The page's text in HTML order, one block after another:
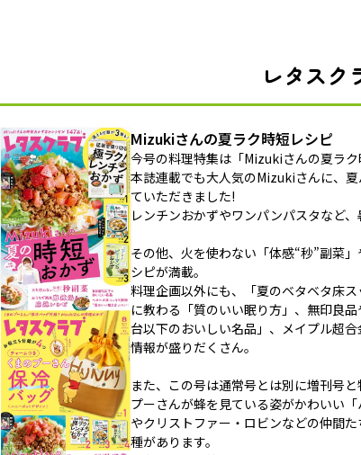
レタスク
Mizukiさんの夏ラク時短レシピ
今号の料理特集は「Mizukiさんの夏ラク
本誌連載でも大人気のMizukiさんに、
ていただきました!
レンチンおかずやワンパンパスタなど
その他、火を使わない「体感“秒”副菜
シピが満載。
料理企画以外にも、「夏のベタベタ床
に教わる「質のいい眠り方」、無印良
台以下のおいしい名品」、メイプル超
情報が盛りだくさん。
また、この号は通常号とは別に増刊号
プーさんが蜂を見ている姿がかわいい
やクリストファー・ロビンなどの仲間
種があります。